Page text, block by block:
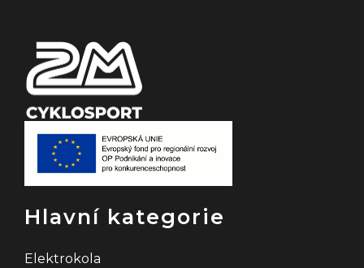
Hlavní kategorie
Elektrokola